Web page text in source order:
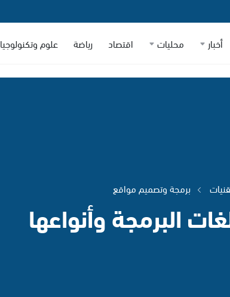
أخبار محليات اقتصاد رياضة علوم وتكنولوجيا
برمجة وتصميم مواقع
البرمجة وأنواعها